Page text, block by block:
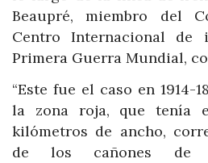
Beaupré, miembro del
Centro Internacional de
Primera Guerra Mundial,
“Este fue el caso en 1914-
la zona roja, que tenía
kilómetros de ancho,
de los cañones